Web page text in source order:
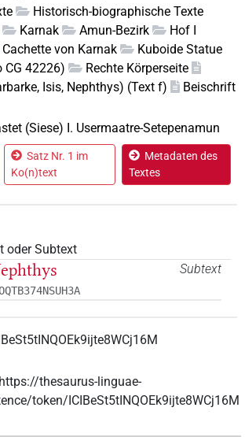
Historisch-biographische Texte
Karnak Amun-Bezirk
Hof I
Cachette von Karnak
Kuboide Statue
CG 42226)
Rechte Körperseite
Isis, Nephthys) (Text f)
Beischrift
(Siese) I. Usermaatre-Setepenamun
Satz Nr. 1 im
Ko(n)text
Metadaten des
Textes
oder Subtext
Subtext
https://thesaurus-linguae-
token/ICIBeSt5tINQOEk9ijte8WCj16M